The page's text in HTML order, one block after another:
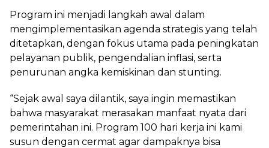
Program ini menjadi langkah awal dalam
mengimplementasikan agenda strategis yang telah
ditetapkan, dengan fokus utama pada peningkatan
pelayanan publik, pengendalian inflasi, serta
penurunan angka kemiskinan dan stunting.
“Sejak awal saya dilantik, saya ingin memastikan
bahwa masyarakat merasakan manfaat nyata dari
pemerintahan ini. Program 100 hari kerja ini kami
susun dengan cermat agar dampaknya bisa